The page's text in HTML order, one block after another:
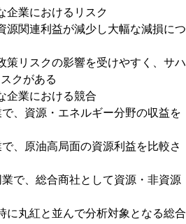
企業におけるリスク
源関連利益が減少し大幅な減損につ
策リスクの影響を受けやすく、サハ
クがある
企業における競合
、資源・エネルギー分野の収益を
、原油高局面の資源利益を比較さ
で、総合商社として資源・非資源
に丸紅と並んで分析対象となる総合